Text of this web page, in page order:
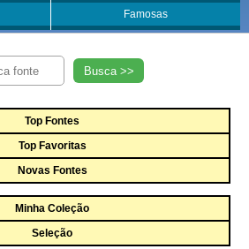
Famosas
Busca >>
Top Fontes
Top Favoritas
Novas Fontes
Minha Coleção
Seleção